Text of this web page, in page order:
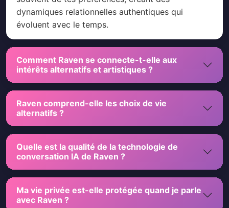
dynamiques relationnelles authentiques qui
évoluent avec le temps.
Comment Raven se connecte-t-elle aux
intérêts alternatifs et artistiques ?
Raven comprend-elle les choix de vie
alternatifs ?
Quelle est la qualité de la technologie de
conversation IA de Raven ?
Ma vie privée est-elle protégée quand je parle
avec Raven ?